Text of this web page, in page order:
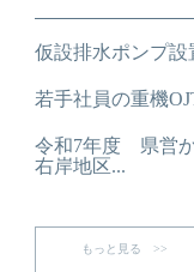
仮設排水ポンプ
若手社員の重機
令和7年度 県
右岸地区...
もっと見る >>